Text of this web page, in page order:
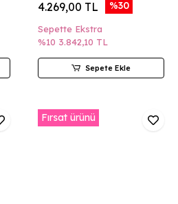
4.269,00 TL %30
Sepette Ekstra
%10 3.842,10 TL
Sepete Ekle
Fırsat ürünü